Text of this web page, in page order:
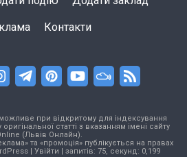
Контакти
при відкритому для індексування
статті з вказанням імені сайту
(Львів Онлайн).
та «промоція» публікується на правах
| Увійти | запитів: 75, секунд: 0,199